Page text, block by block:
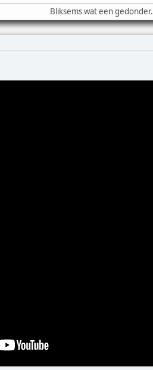
Bliksems wat een gedonder.